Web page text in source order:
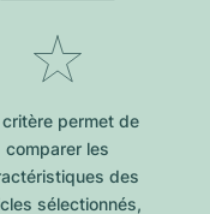
critère permet de
comparer les
des
sélectionnés,